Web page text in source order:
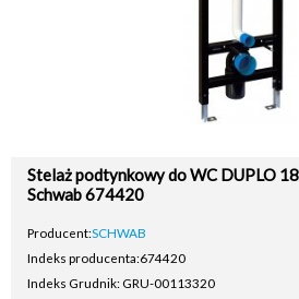
Stelaż podtynkowy do WC DUPLO
Schwab 674420
Producent:SCHWAB
Indeks producenta:674420
Indeks Grudnik: GRU-00113320